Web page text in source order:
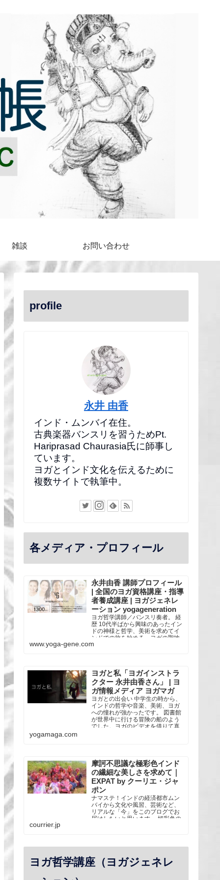
雑談 お問い合わせ
profile
永井 由香
インド・ムンバイ在住。
古典楽器バンスリを習うためPt.
Hariprasad Chaurasia氏に師事し
ています。
ヨガとインド文化を伝えるために
複数サイトで執筆中。
各メディア・プロフィール
永井由香 講師プロフィール
| 全国のヨガ資格講座・指導
者養成講座 | ヨガジェネレ
ーション yogageneration
ヨガ哲学講師／バンスリ奏者。 経
歴 10代半ばから興味のあったイン
ドの神様と哲学、美術を求めてイ
ンドでの旅を始める。ヨガの聖地
リシケシにあるシバナンダ・アシ
リシケシのTattvaa Yogashalaにて
全米ヨガアライアンス5...
www.yoga-gene.com
ヨガと私「ヨガインストラ
クター 永井由香さん」 | ヨ
ガ情報メディア ヨガマガ
ヨガとの出会い 中学生の時から、
インドの哲学や音楽、美術、ヨガ
への憧れが強かったです。 図書館
が世界中に行ける冒険の船のよう
でした。ヨガのビデオを借りて真
yogamaga.com
摩訶不思議な極彩色インド
の繊細な美しさを求めて｜
EXPAT by クーリエ・ジャ
ポン
ナマステ！インドの経済都市ムン
バイから文化や風習、芸術など、
リアルな「今」をこのブログでお
届けしたいと思います。 極彩色の
courrier.jp
ヨガ哲学講座（ヨガジェネレ